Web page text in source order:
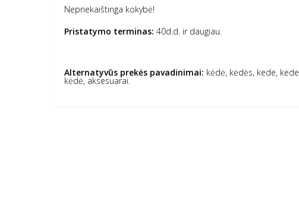
Nepriekaištinga kokybė!
Pristatymo terminas: 40d.d. ir daugiau.
Alternatyvūs prekės pavadinimai: kėdė, kėdės, kede,
kėdė, aksesuarai.